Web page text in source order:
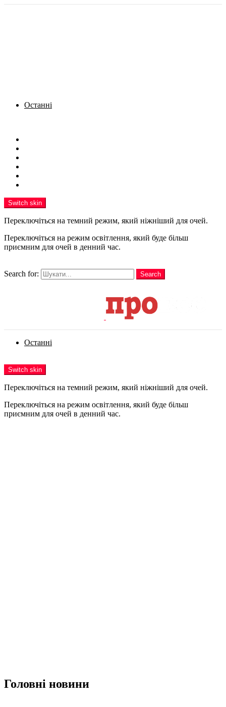
Останні
Switch skin
Переключіться на темний режим, який ніжніший для очей.
Переключіться на режим освітлення, який буде більш
приємним для очей в денний час.
Search for:
Search
Останні
Switch skin
Переключіться на темний режим, який ніжніший для очей.
Переключіться на режим освітлення, який буде більш
приємним для очей в денний час.
Головні новини